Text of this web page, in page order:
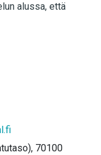
alussa, että
70100